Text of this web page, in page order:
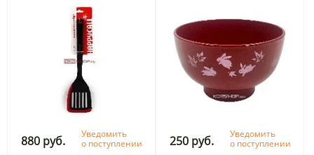
880 руб.
Уведомить
о поступлении
250 руб.
Уведомить
о поступлении